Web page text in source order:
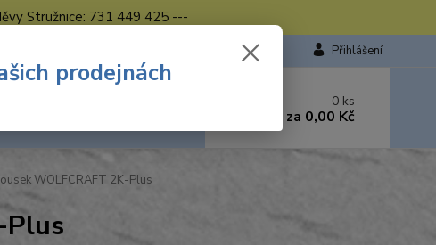
Stružnice: 731 449 425 ---
Přihlášení
Nevíte si rady? Zavolejte.
0 ks
za 0,00 Kč
WOLFCRAFT 2K-Plus
Plus
prodejnách